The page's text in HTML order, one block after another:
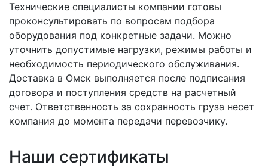
Технические специалисты компании готовы
проконсультировать по вопросам подбора
оборудования под конкретные задачи. Можно
уточнить допустимые нагрузки, режимы работы и
необходимость периодического обслуживания.
Доставка в Омск выполняется после подписания
договора и поступления средств на расчетный
счет. Ответственность за сохранность груза несет
компания до момента передачи перевозчику.
Наши сертификаты